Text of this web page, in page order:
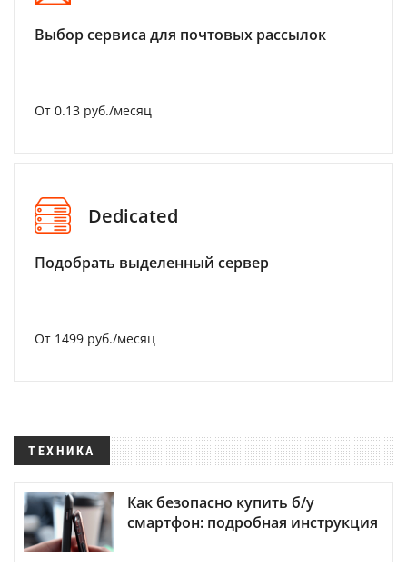
Выбор сервиса для почтовых рассылок
От 0.13 руб./месяц
Dedicated
Подобрать выделенный сервер
От 1499 руб./месяц
ТЕХНИКА
Как безопасно купить б/у
смартфон: подробная инструкция